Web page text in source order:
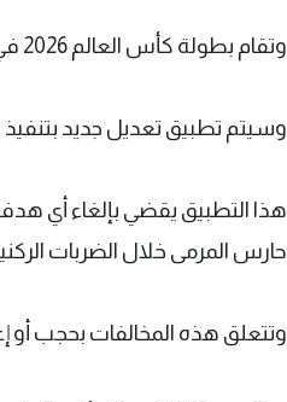
وتقام بطولة كأس العالم 2026 في ضيافة الولايات المتحدة وكندا والمكسيك بمشاركة 48 منتخبًا.
وسيتم تطبيق تعديل جديد بتنفيذ
هذا التطبيق يقضي بإلغاء أي
حارس المرمى خلال الضربات
وتتعلق هذه المخالفات بحجب أو